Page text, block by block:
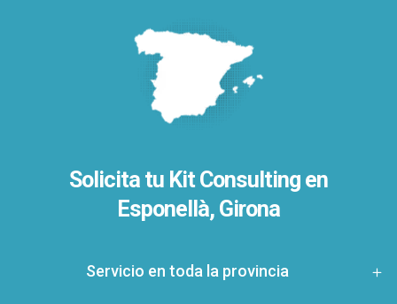
Solicita tu Kit Consulting en
Esponellà, Girona
Servicio en toda la provincia